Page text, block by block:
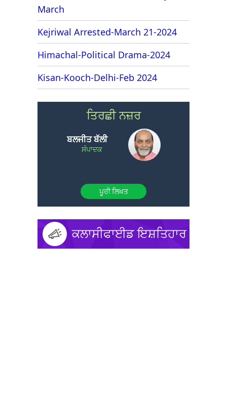
March
Kejriwal Arrested-March 21-2024
Himachal-Political Drama-2024
Kisan-Kooch-Delhi-Feb 2024
ਤਿਰਛੀ ਨਜ਼ਰ
ਬਲਜੀਤ ਬੱਲੀ
ਸੰਪਾਦਕ
ਪੂਰੀ ਲਿਖਤ
ਕਲਾਸੀਫਾਈਡ ਇਸ਼ਤਿਹਾਰ